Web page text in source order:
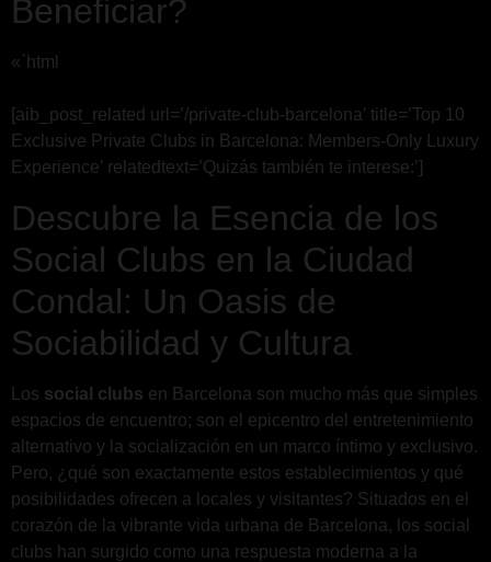
Beneficiar?
«`html
[aib_post_related url=’/private-club-barcelona’ title=’Top 10
Exclusive Private Clubs in Barcelona: Members-Only Luxury
Experience’ relatedtext=’Quizás también te interese:’]
Descubre la Esencia de los
Social Clubs en la Ciudad
Condal: Un Oasis de
Sociabilidad y Cultura
Los social clubs en Barcelona son mucho más que simples
espacios de encuentro; son el epicentro del entretenimiento
alternativo y la socialización en un marco íntimo y exclusivo.
Pero, ¿qué son exactamente estos establecimientos y qué
posibilidades ofrecen a locales y visitantes? Situados en el
corazón de la vibrante vida urbana de Barcelona, los social
clubs han surgido como una respuesta moderna a la